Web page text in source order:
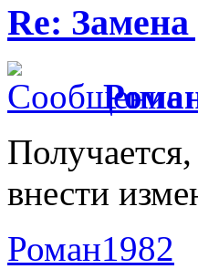
Re:
внести
Роман1982